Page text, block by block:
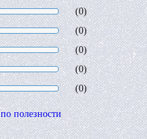
(0)
(0)
(0)
(0)
(0)
по полезности